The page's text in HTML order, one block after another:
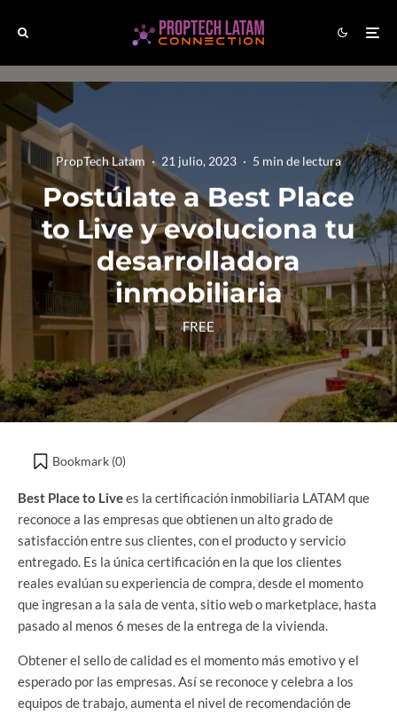
PropTech Latam · 21 julio, 2023 · 5 min de lectura
Postúlate a Best Place
to Live y evoluciona tu
desarrolladora
inmobiliaria
FREE
Bookmark (0)
Best Place to Livees la certificación inmobiliaria LATAM que
reconoce a las empresas que obtienen un alto grado de
satisfacción entre sus clientes, con el producto y servicio
entregado. Es la única certificación en la que los clientes
reales evalúan su experiencia de compra, desde el momento
que ingresan a la sala de venta, sitio web o marketplace, hasta
pasado al menos 6 meses de la entrega de la vivienda.
Obtener el sello de calidad es el momento más emotivo y el
esperado por las empresas. Así se reconoce y celebra a los
equipos de trabajo, aumenta el nivel de recomendación de